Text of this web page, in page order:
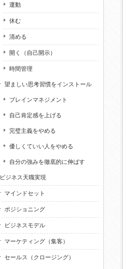
運動
休む
清める
開く（自己開示）
時間管理
望ましい思考習慣をインストール
ブレインマネジメント
自己肯定感を上げる
完璧主義をやめる
優しくていい人をやめる
自分の強みを徹底的に伸ばす
ビジネス天職実現
マインドセット
ポジショニング
ビジネスモデル
マーケティング（集客）
セールス（クロージング）